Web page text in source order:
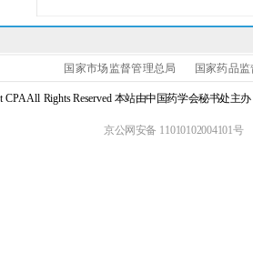
国家市场监督管理总局 国家药品
CPA All Rights Reserved 本站由中国药学会秘书处主
京公网安备 11010102004101号